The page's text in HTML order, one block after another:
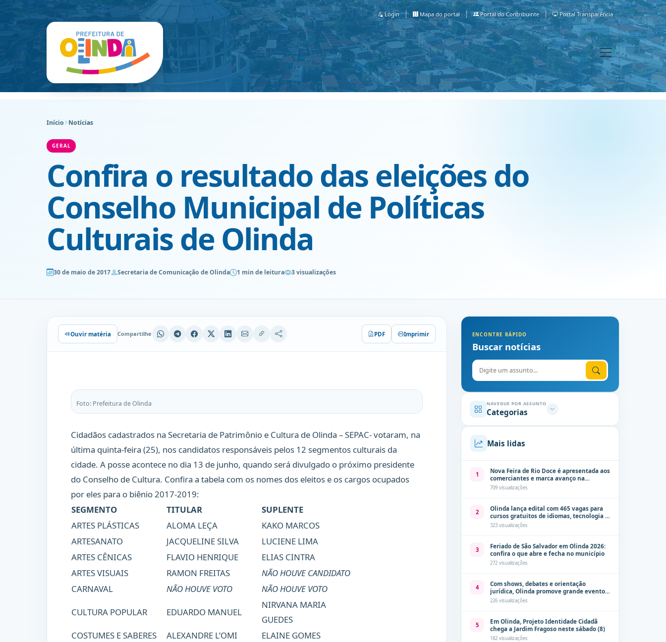
Login Mapa do portal Portal do Contribuinte Portal Transparência
Início Notícias
GERAL
Confira o resultado das eleições do
Conselho Municipal de Políticas
Culturais de Olinda
30 de maio de 2017 Secretaria de Comunicação de Olinda 1 min de leitura 3 visualizações
Ouvir matéria Compartilhe PDF Imprimir
Foto: Prefeitura de Olinda
Cidadãos cadastrados na Secretaria de Patrimônio e Cultura de Olinda – SEPAC- votaram, na
última quinta-feira (25), nos candidatos responsáveis pelos 12 segmentos culturais da
cidade. A posse acontece no dia 13 de junho, quando será divulgado o próximo presidente
do Conselho de Cultura. Confira a tabela com os nomes dos eleitos e os cargos ocupados
por eles para o biênio 2017-2019:
SEGMENTO
TITULAR
SUPLENTE
ARTES PLÁSTICAS
ALOMA LEÇA
KAKO MARCOS
ARTESANATO
JACQUELINE SILVA
LUCIENE LIMA
ARTES CÊNICAS
FLAVIO HENRIQUE
ELIAS CINTRA
ARTES VISUAIS
RAMON FREITAS
NÃO HOUVE CANDIDATO
CARNAVAL
NÃO HOUVE VOTO NÃO HOUVE VOTO
CULTURA POPULAR EDUARDO MANUEL
NIRVANA MARIA
GUEDES
COSTUMES E SABERES
ALEXANDRE L’OMI
ELAINE GOMES
ENCONTRE RÁPIDO
Buscar notícias
Digite o assunto
NAVEGUE POR ASSUNTO
Categorias
Mais lidas
1
Nova Feira de Rio Doce é apresentada aos
comerciantes e marca avanço na
modernização dos espaços públicos de
709 visualizações
2
Olinda lança edital com 465 vagas para
cursos gratuitos de idiomas, tecnologia e
comunicação
323 visualizações
3
Feriado de São Salvador em Olinda 2026:
confira o que abre e fecha no município
272 visualizações
4
Com shows, debates e orientação
jurídica, Olinda promove grande evento
de combate à violência contra a mulher
neste sábado (8)
226 visualizações
5
Em Olinda, Projeto Identidade Cidadã
chega a Jardim Fragoso neste sábado (8)
182 visualizações